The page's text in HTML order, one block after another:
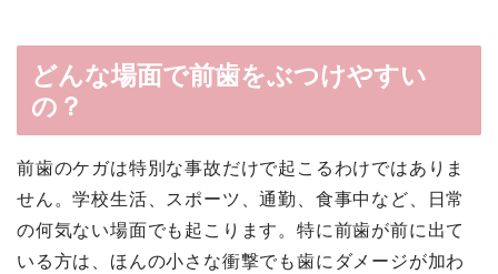
どんな場面で前歯をぶつけやすい
の？
前歯のケガは特別な事故だけで起こるわけではありま
せん。学校生活、スポーツ、通勤、食事中など、日常
の何気ない場面でも起こります。特に前歯が前に出て
いる方は、ほんの小さな衝撃でも歯にダメージが加わ